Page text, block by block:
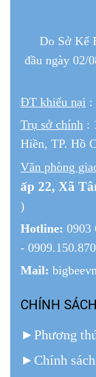
Do Sở Kế
đầu ngày 02/
ĐT khiếu nại :
Trụ sở chính :
Hiền, TP. Hồ
Văn phòng
ấp 22, Xã
)
Hotline: 0903
- 0909.150.870
Mail:
CHÍNH
►Phương
► Chính